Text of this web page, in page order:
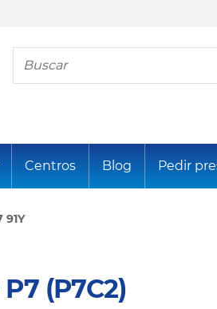
Busca tu neumático
Centros Blog Pedir
91Y
(P7C2)